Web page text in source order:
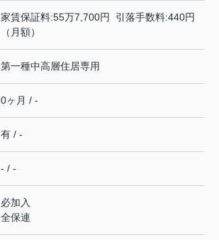
家賃保証料:55万7,700円 引落手数料:440円
（月額）
第一種中高層住居専用
0ヶ月 / -
有 / -
- / -
必加入
全保連